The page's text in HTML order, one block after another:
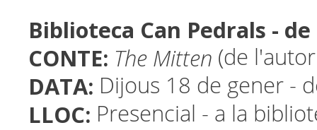
Biblioteca Can Pedrals - de
CONTE: The Mitten (de
DATA: Dijous 18 de gener -
LLOC: Presencial - a la